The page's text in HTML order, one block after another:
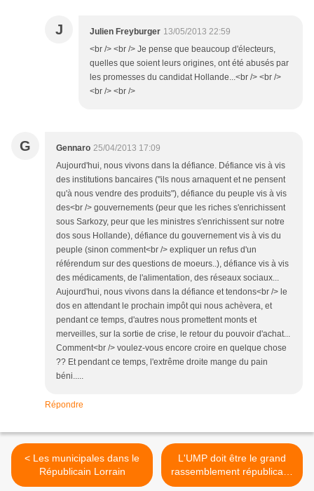
J Julien Freyburger 13/05/2013 22:59
<br /> <br /> Je pense que beaucoup d'électeurs,
quelles que soient leurs origines, ont été abusés par
les promesses du candidat Hollande...<br /> <br />
<br /> <br />
G Gennaro 25/04/2013 17:09
Aujourd'hui, nous vivons dans la défiance. Défiance vis à vis
des institutions bancaires ("ils nous arnaquent et ne pensent
qu'à nous vendre des produits"), défiance du peuple vis à vis
des<br /> gouvernements (peur que les riches s'enrichissent
sous Sarkozy, peur que les ministres s'enrichissent sur notre
dos sous Hollande), défiance du gouvernement vis à vis du
peuple (sinon comment<br /> expliquer un refus d'un
référendum sur des questions de moeurs..), défiance vis à vis
des médicaments, de l'alimentation, des réseaux sociaux...
Aujourd'hui, nous vivons dans la défiance et tendons<br /> le
dos en attendant le prochain impôt qui nous achèvera, et
pendant ce temps, d'autres nous promettent monts et
merveilles, sur la sortie de crise, le retour du pouvoir d'achat...
Comment<br /> voulez-vous encore croire en quelque chose
?? Et pendant ce temps, l'extrême droite mange du pain
béni.....
Répondre
< Les municipales dans le
Républicain Lorrain
L'UMP doit être le grand
rassemblement républicain,
populaire, responsable et